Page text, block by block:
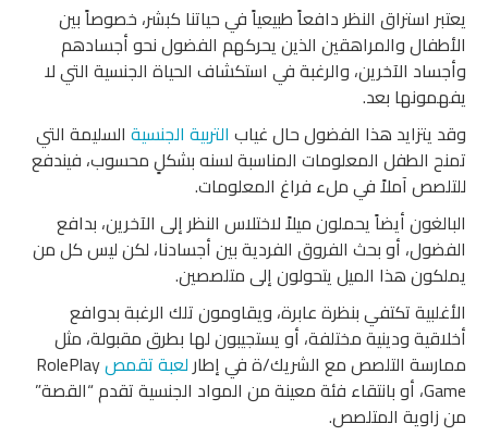
يعتبر استراق النظر دافعاً طبيعياً في حياتنا كبشر، خصوصاً بين
الأطفال والمراهقين الذين يحركهم الفضول نحو أجسادهم
وأجساد الآخرين، والرغبة في استكشاف الحياة الجنسية التي لا
يفهمونها بعد.
وقد يتزايد هذا الفضول حال غياب التربية الجنسية السليمة التي
تمنح الطفل المعلومات المناسبة لسنه بشكلٍ محسوب، فيندفع
للتلصص آملاً في ملء فراغ المعلومات.
البالغون أيضاً يحملون ميلاً لاختلاس النظر إلى الآخرين، بدافع
الفضول، أو بحث الفروق الفردية بين أجسادنا، لكن ليس كل من
يملكون هذا الميل يتحولون إلى متلصصين.
الأغلبية تكتفي بنظرة عابرة، ويقاومون تلك الرغبة بدوافع
أخلاقية ودينية مختلفة، أو يستجيبون لها بطرق مقبولة، مثل
ممارسة التلصص مع الشريك/ة في إطارلعبة تقمصRolePlay
Game، أو بانتقاء فئة معينة من المواد الجنسية تقدم “القصة”
من زاوية المتلصص.